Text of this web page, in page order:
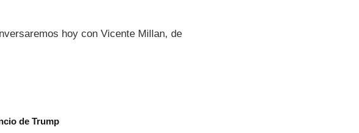
hoy con Vicente Millan, de
de Trump